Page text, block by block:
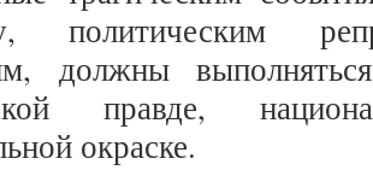
политическим
должны
правде,
окраске.